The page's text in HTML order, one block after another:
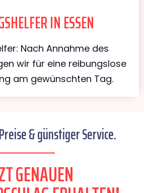
IN ESSEN
Nach Annahme des
wir für eine reibungslose
am gewünschten Tag.
& günstiger Service.
GENAUEN